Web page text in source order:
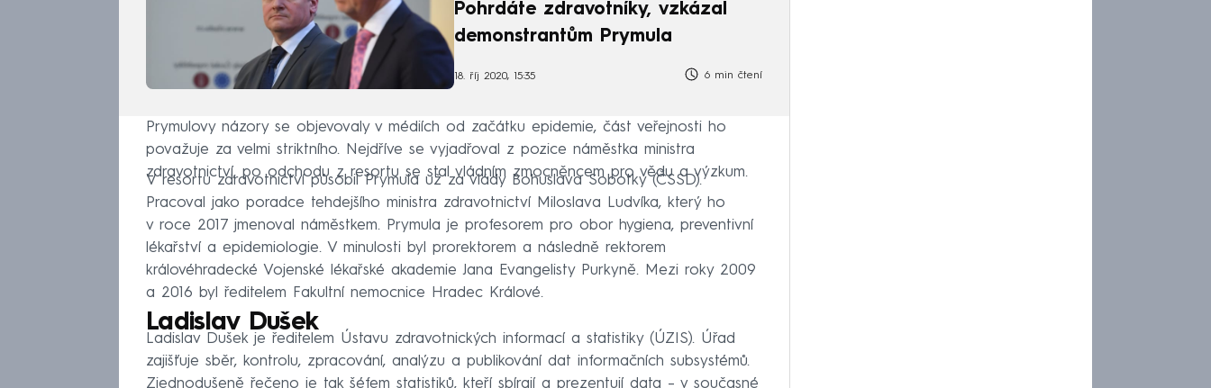
Pohrdáte zdravotníky, vzkázal
demonstrantům Prymula
18. říj 2020, 15:35 6 min čtení
Prymulovy názory se objevovaly v médiích od začátku epidemie, část veřejnosti ho
považuje za velmi striktního. Nejdříve se vyjadřoval z pozice náměstka ministra
zdravotnictví, po odchodu z resortu se stal vládním zmocněncem pro vědu a výzkum.
V resortu zdravotnictví působil Prymula už za vlády Bohuslava Sobotky (ČSSD).
Pracoval jako poradce tehdejšího ministra zdravotnictví Miloslava Ludvíka, který ho
v roce 2017 jmenoval náměstkem. Prymula je profesorem pro obor hygiena, preventivní
lékařství a epidemiologie. V minulosti byl prorektorem a následně rektorem
královéhradecké Vojenské lékařské akademie Jana Evangelisty Purkyně. Mezi roky 2009
a 2016 byl ředitelem Fakultní nemocnice Hradec Králové.
Ladislav Dušek
Ladislav Dušek je ředitelem Ústavu zdravotnických informací a statistiky (ÚZIS). Úřad
zajišťuje sběr, kontrolu, zpracování, analýzu a publikování dat informačních subsystémů.
Zjednodušeně řečeno je tak šéfem statistiků, kteří sbírají a prezentují data – v současné